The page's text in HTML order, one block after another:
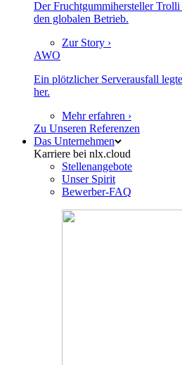
Der Fruchtgummihersteller
den globalen Betrieb.
Zur Story ›
AWO
Ein plötzlicher Serverausfall
her.
Mehr erfahren ›
Zu Unseren Referenzen
Das Unternehmen
Karriere bei nlx.cloud
Stellenangebote
Unser Spirit
Bewerber-FAQ